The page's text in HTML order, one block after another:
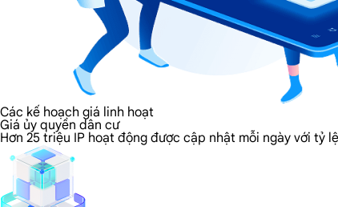
Các kế hoạch giá linh hoạt
Giá ủy quyền dân cư
Hơn 25 triệu IP hoạt động được cập nhật mỗi ngày với tỷ